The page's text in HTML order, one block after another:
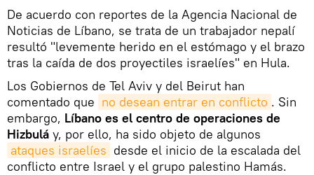
De acuerdo con reportes de la Agencia Nacional de
Noticias de Líbano, se trata de un trabajador nepalí
resultó "levemente herido en el estómago y el brazo
tras la caída de dos proyectiles israelíes" en Hula.
Los Gobiernos de Tel Aviv y del Beirut han
comentado que no desean entrar en conflicto . Sin
embargo, Líbano es el centro de operaciones de
Hizbulá y, por ello, ha sido objeto de algunos
ataques israelíes desde el inicio de la escalada del
conflicto entre Israel y el grupo palestino Hamás.